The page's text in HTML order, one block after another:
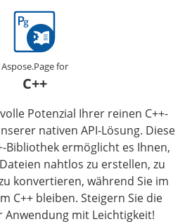
Aspose.Page for
C++
Potenzial Ihrer reinen C++-
nativen API-Lösung. Diese
Bibliothek ermöglicht es Ihnen,
Dateien nahtlos zu erstellen, zu
konvertieren, während Sie im
C++ bleiben. Steigern Sie die
Anwendung mit Leichtigkeit!